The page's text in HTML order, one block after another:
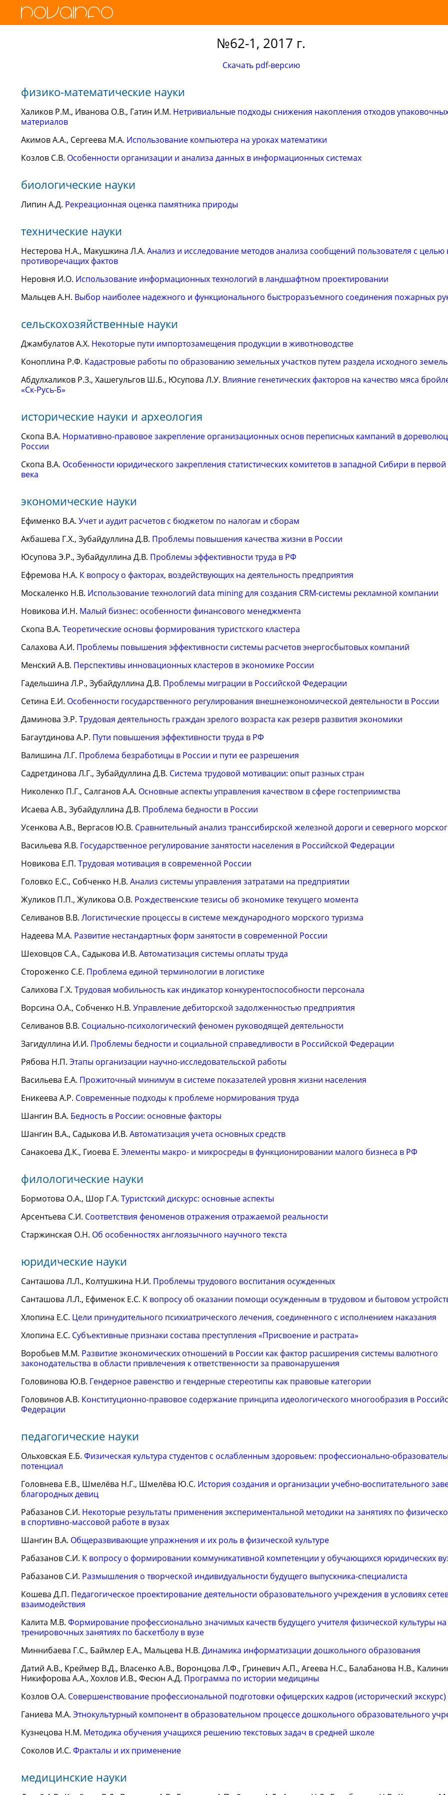
№62-1, 2017 г.
Скачать pdf-версию
физико-математические науки
Халиков Р.М., Иванова О.В., Гатин И.М. Нетривиальные подходы снижения накопления отходов
материалов
Акимов А.А., Сергеева М.А. Использование компьютера на уроках математики
Козлов С.В. Особенности организации и анализа данных в информационных системах
биологические науки
Липин А.Д. Рекреационная оценка памятника природы
технические науки
Нестерова Н.А., Макушкина Л.А. Анализ и исследование методов анализа сообщений пользователя с
противоречащих фактов
Неровня И.О. Использование информационных технологий в ландшафтном проектировании
Мальцев А.Н. Выбор наиболее надежного и функционального быстроразъемного соединения пожарных
сельскохозяйственные науки
Джамбулатов А.Х. Некоторые пути импортозамещения продукции в животноводстве
Коноплина Р.Ф. Кадастровые работы по образованию земельных участков путем раздела исходного
Абдулхаликов Р.З., Хашегульгов Ш.Б., Юсупова Л.У. Влияние генетических факторов на качество мяса
«Ск-Русь-Б»
исторические науки и археология
Скопа В.А. Нормативно-правовое закрепление организационных основ переписных кампаний в
России
Скопа В.А. Особенности юридического закрепления статистических комитетов в западной Сибири в
века
экономические науки
Ефименко В.А. Учет и аудит расчетов с бюджетом по налогам и сборам
Акбашева Г.Х., Зубайдуллина Д.В. Проблемы повышения качества жизни в России
Юсупова Э.Р., Зубайдуллина Д.В. Проблемы эффективности труда в РФ
Ефремова Н.А. К вопросу о факторах, воздействующих на деятельность предприятия
Москаленко Н.В. Использование технологий data mining для создания CRM-системы рекламной компании
Новикова И.Н. Малый бизнес: особенности финансового менеджмента
Скопа В.А. Теоретические основы формирования туристского кластера
Салахова А.И. Проблемы повышения эффективности системы расчетов энергосбытовых компаний
Менский А.В. Перспективы инновационных кластеров в экономике России
Гадельшина Л.Р., Зубайдуллина Д.В. Проблемы миграции в Российской Федерации
Сетина Е.И. Особенности государственного регулирования внешнеэкономической деятельности в России
Даминова Э.Р. Трудовая деятельность граждан зрелого возраста как резерв развития экономики
Багаутдинова А.Р. Пути повышения эффективности труда в РФ
Валишина Л.Г. Проблема безработицы в России и пути ее разрешения
Садретдинова Л.Г., Зубайдуллина Д.В. Система трудовой мотивации: опыт разных стран
Николенко П.Г., Салганов А.А. Основные аспекты управления качеством в сфере гостеприимства
Исаева А.В., Зубайдуллина Д.В. Проблема бедности в России
Усенкова А.В., Вергасов Ю.В. Сравнительный анализ транссибирской железной дороги и северного
Васильева Я.В. Государственное регулирование занятости населения в Российской Федерации
Новикова Е.П. Трудовая мотивация в современной России
Головко Е.С., Собченко Н.В. Анализ системы управления затратами на предприятии
Жуликов П.П., Жуликова О.В. Рождественские тезисы об экономике текущего момента
Селиванов В.В. Логистические процессы в системе международного морского туризма
Надеева М.А. Развитие нестандартных форм занятости в современной России
Шеховцов С.А., Садыкова И.В. Автоматизация системы оплаты труда
Стороженко С.Е. Проблема единой терминологии в логистике
Салихова Г.Х. Трудовая мобильность как индикатор конкурентоспособности персонала
Ворсина О.А., Собченко Н.В. Управление дебиторской задолженностью предприятия
Селиванов В.В. Социально-психологический феномен руководящей деятельности
Загидуллина И.И. Проблемы бедности и социальной справедливости в Российской Федерации
Рябова Н.П. Этапы организации научно-исследовательской работы
Васильева Е.А. Прожиточный минимум в системе показателей уровня жизни населения
Еникеева А.Р. Современные подходы к проблеме нормирования труда
Шангин В.А. Бедность в России: основные факторы
Шангин В.А., Садыкова И.В. Автоматизация учета основных средств
Санакоева Д.К., Гиоева Е. Элементы макро- и микросреды в функционировании малого бизнеса в РФ
филологические науки
Бормотова О.А., Шор Г.А. Туристский дискурс: основные аспекты
Арсентьева С.И. Соответствия феноменов отражения отражаемой реальности
Старжинская О.Н. Об особенностях англоязычного научного текста
юридические науки
Санташова Л.Л., Колтушкина Н.И. Проблемы трудового воспитания осужденных
Санташова Л.Л., Ефименок Е.С. К вопросу об оказании помощи осужденным в трудовом и бытовом
Хлопина Е.С. Цели принудительного психиатрического лечения, соединенного с исполнением наказания
Хлопина Е.С. Субъективные признаки состава преступления «Присвоение и растрата»
Воробьев М.М. Развитие экономических отношений в России как фактор расширения системы валютного
законодательства в области привлечения к ответственности за правонарушения
Головинова Ю.В. Гендерное равенство и гендерные стереотипы как правовые категории
Головинов А.В. Конституционно-правовое содержание принципа идеологического многообразия в
Федерации
педагогические науки
Ольховская Е.Б. Физическая культура студентов с ослабленным здоровьем: профессионально-
потенциал
Головнева Е.В., Шмелёва Н.Г., Шмелёва Ю.С. История создания и организации учебно-воспитательного
благородных девиц
Рабазанов С.И. Некоторые результаты применения экспериментальной методики на занятиях по
в спортивно-массовой работе в вузах
Шангин В.А. Общеразвивающие упражнения и их роль в физической культуре
Рабазанов С.И. К вопросу о формировании коммуникативной компетенции у обучающихся юридических
Рабазанов С.И. Размышления о творческой индивидуальности будущего выпускника-специалиста
Кошева Д.П. Педагогическое проектирование деятельности образовательного учреждения в условиях
взаимодействия
Калита М.В. Формирование профессионально значимых качеств будущего учителя физической культуры
тренировочных занятиях по баскетболу в вузе
Миннибаева Г.С., Баймлер Е.А., Мальцева Н.В. Динамика информатизации дошкольного образования
Датий А.В., Креймер В.Д., Власенко А.В., Воронцова Л.Ф., Гриневич А.П., Агеева Н.С., Балабанова Н.В.,
Никифорова А.А., Хохлов И.В., Фесюн А.Д. Программа по истории медицины
Козлов О.А. Совершенствование профессиональной подготовки офицерских кадров (исторический экскурс)
Ганиева М.А. Этнокультурный компонент в образовательном процессе дошкольного образовательного
Кузнецова Н.М. Методика обучения учащихся решению текстовых задач в средней школе
Соколов И.С. Фракталы и их применение
медицинские науки